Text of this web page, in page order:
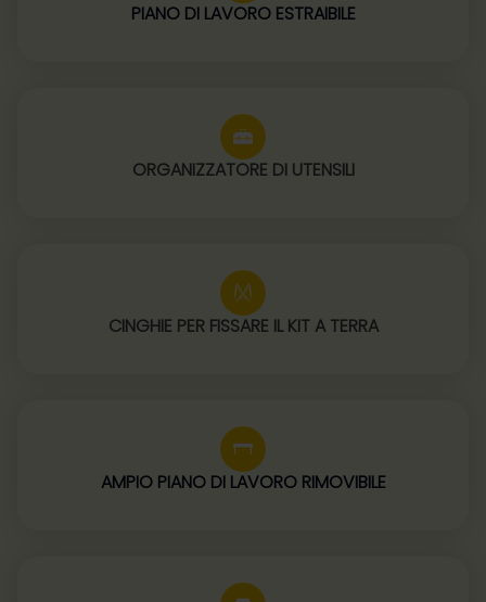
PIANO DI LAVORO ESTRAIBILE
ORGANIZZATORE DI UTENSILI
CINGHIE PER FISSARE IL KIT A TERRA
AMPIO PIANO DI LAVORO RIMOVIBILE